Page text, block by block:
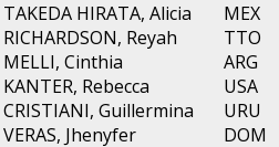
TAKEDA HIRATA, Alicia
MEX
RICHARDSON, Reyah
TTO
MELLI, Cinthia
ARG
KANTER, Rebecca
USA
CRISTIANI, Guillermina
URU
VERAS, Jhenyfer
DOM